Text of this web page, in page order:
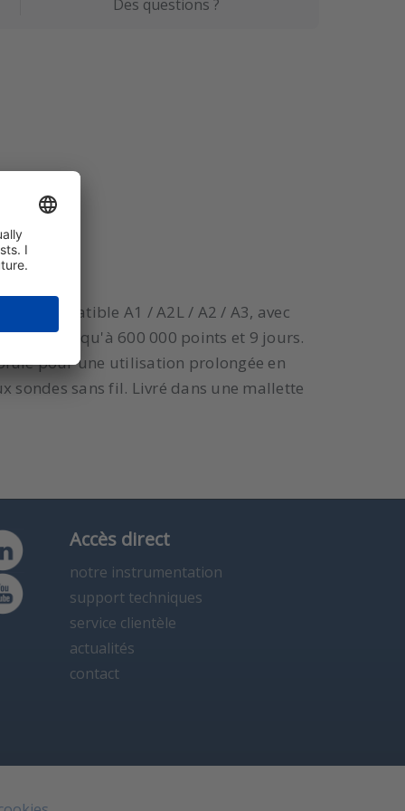
Des questions ?
Compatible A1 / A2L / A2 / A3, avec
jusqu'à 600 000 points et 9 jours.
pour une utilisation prolongée en
sondes sans fil. Livré dans une mallette
Accès direct
notre instrumentation
support techniques
service clientèle
actualités
contact